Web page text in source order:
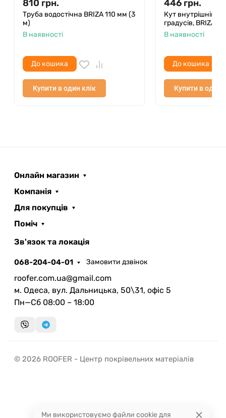
810 грн.
Труба водостічна BRIZA 110 мм (3
м)
В наявності
До кошика
Купити в один клік
446 грн.
Кут внутрішній/
градусів, BRIZA
В наявності
До кошика
Купити в один
Онлайн магазин
Компанія
Для покупців
Поміч
Зв'язок та локація
068-204-04-01 Замовити дзвінок
roofer.com.ua@gmail.com
м. Одеса, вул. Дальницька, 50\31, офіс 5
Пн—Сб 08:00 – 18:00
© 2026 ROOFER - Центр покрівельних матеріалів
Ми використовуємо файли cookie для
AI помічник
миттєвий зворотний виклик